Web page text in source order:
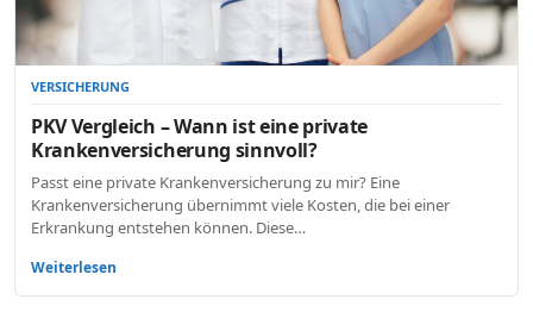
VERSICHERUNG
PKV Vergleich – Wann ist eine private
Krankenversicherung sinnvoll?
Passt eine private Krankenversicherung zu mir? Eine
Krankenversicherung übernimmt viele Kosten, die bei einer
Erkrankung entstehen können. Diese…
Weiterlesen